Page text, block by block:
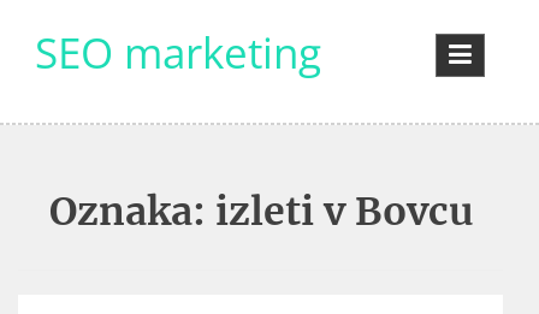
contentSEO marketing
Oznaka: izleti v Bovcu